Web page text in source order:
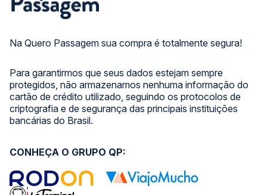
Na Quero Passagem sua compra é totalmente segura!
Para garantirmos que seus dados estejam sempre
protegidos, não armazenamos nenhuma informação do
cartão de crédito utilizado, seguindo os protocolos de
criptografia e de segurança das principais instituições
bancárias do Brasil.
CONHEÇA O GRUPO QP: